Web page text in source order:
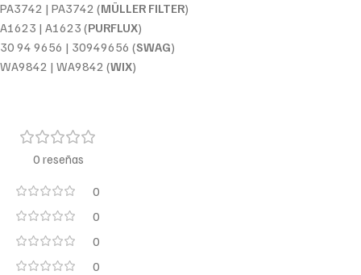
PA3742 | PA3742 (MÜLLER FILTER)
A1623 | A1623 (PURFLUX)
30 94 9656 | 30949656 (SWAG)
WA9842 | WA9842 (WIX)
0 reseñas
0
0
0
0